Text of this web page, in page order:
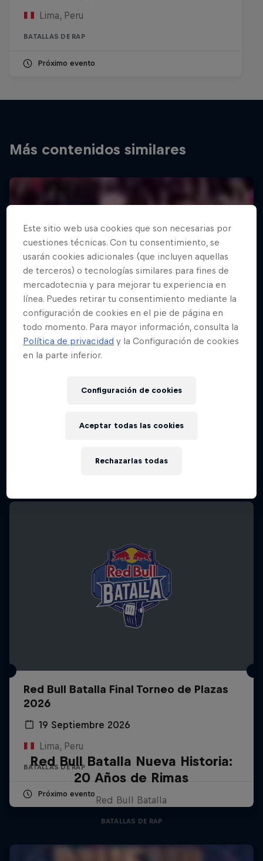
Lima, Peru
BATALLAS DE RAP
Próximo evento
Más contenidos similares
Red Bull Batalla Final Torneo de Plazas
2026
19 Septiembre 2026
Lima, Peru
BATALLAS DE RAP
Próximo evento
Red Bull Batalla Nueva Historia:
20 Años de Rimas
Red Bull Batalla
BATALLAS DE RAP
Este sitio web usa cookies que son necesarias por
cuestiones técnicas. Con tu consentimiento, se
usarán cookies adicionales (que incluyen aquellas
de terceros) o tecnologías similares para fines de
mercadotecnia y para mejorar tu experiencia en
línea. Puedes retirar tu consentimiento mediante la
configuración de cookies en el pie de página en
todo momento. Para mayor información, consulta la
Política de privacidad y la Configuración de cookies
en la parte inferior.
Configuración de cookies
Rechazarlas todas
Aceptar todas las cookies